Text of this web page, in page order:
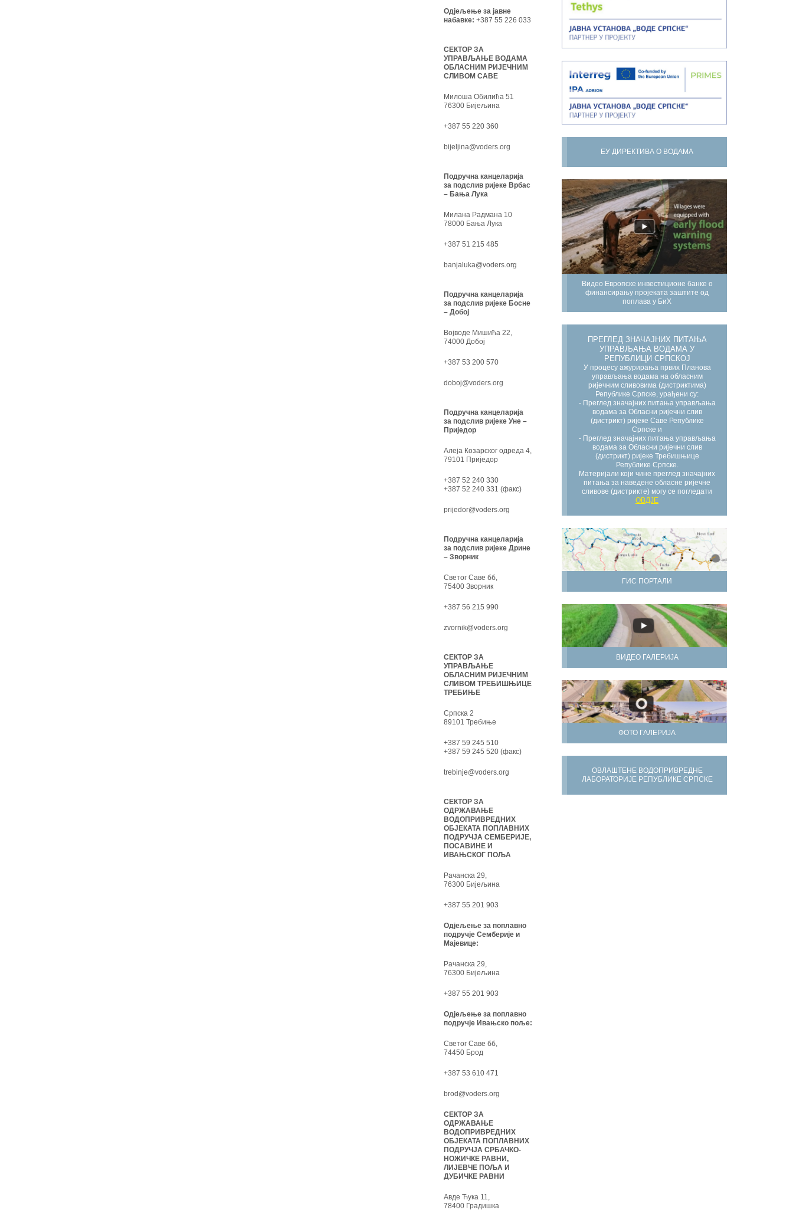
ЕУ ДИРЕКТИВА О ВОДАМА
Видео Европске инвестиционе банке о
финансирању пројеката заштите од
поплава у БиХ
ПРЕГЛЕД ЗНАЧАЈНИХ ПИТАЊА
УПРАВЉАЊА ВОДАМА У
РЕПУБЛИЦИ СРПСКОЈ
У процесу ажурирања првих Планова
управљања водама на обласним
ријечним сливовима (дистриктима)
Републике Српске, урађени су:
- Преглед значајних питања управљања
водама за Обласни ријечни слив
(дистрикт) ријеке Саве Републике
Српске и
- Преглед значајних питања управљања
водама за Обласни ријечни слив
(дистрикт) ријеке Требишњице
Републике Српске.
Материјали који чине преглед значајних
питања за наведене обласне ријечне
сливове (дистрикте) могу се погледати
ОВДЈЕ
ГИС ПОРТАЛИ
ВИДЕО ГАЛЕРИЈА
ФОТО ГАЛЕРИЈА
ОВЛАШТЕНЕ ВОДОПРИВРЕДНЕ
ЛАБОРАТОРИЈЕ РЕПУБЛИКЕ СРПСКЕ
Одјељење за јавне
набавке: +387 55 226 033
СЕКТОР ЗА
УПРАВЉАЊЕ ВОДАМА
ОБЛАСНИМ РИЈЕЧНИМ
СЛИВОМ САВЕ
Милоша Обилића 51
76300 Бијељина
+387 55 220 360
bijeljina@voders.org
Подручна канцеларија
за подслив ријеке Врбас
– Бања Лука
Милана Радмана 10
78000 Бања Лука
+387 51 215 485
banjaluka@voders.org
Подручна канцеларија
за подслив ријеке Босне
– Добој
Војводе Мишића 22,
74000 Добој
+387 53 200 570
doboj@voders.org
Подручна канцеларија
за подслив ријеке Уне –
Приједор
Алеја Козарског одреда 4,
79101 Приједор
+387 52 240 330
+387 52 240 331 (факс)
prijedor@voders.org
Подручна канцеларија
за подслив ријеке Дрине
– Зворник
Светог Саве бб,
75400 Зворник
+387 56 215 990
zvornik@voders.org
СЕКТОР ЗА
УПРАВЉАЊЕ
ОБЛАСНИМ РИЈЕЧНИМ
СЛИВОМ ТРЕБИШЊИЦЕ
ТРЕБИЊЕ
Српска 2
89101 Требиње
+387 59 245 510
+387 59 245 520 (факс)
trebinje@voders.org
СЕКТОР ЗА
ОДРЖАВАЊЕ
ВОДОПРИВРЕДНИХ
ОБЈЕКАТА ПОПЛАВНИХ
ПОДРУЧЈА СЕМБЕРИЈЕ,
ПОСАВИНЕ И
ИВАЊСКОГ ПОЉА
Рачанска 29,
76300 Бијељина
+387 55 201 903
Одјељење за поплавно
подручје Семберије и
Мајевице:
Рачанска 29,
76300 Бијељина
+387 55 201 903
Одјељење за поплавно
подручје Ивањско поље:
Светог Саве бб,
74450 Брод
+387 53 610 471
brod@voders.org
СЕКТОР ЗА
ОДРЖАВАЊЕ
ВОДОПРИВРЕДНИХ
ОБЈЕКАТА ПОПЛАВНИХ
ПОДРУЧЈА СРБАЧКО-
НОЖИЧКЕ РАВНИ,
ЛИЈЕВЧЕ ПОЉА И
ДУБИЧКЕ РАВНИ
Авде Ћука 11,
78400 Градишка